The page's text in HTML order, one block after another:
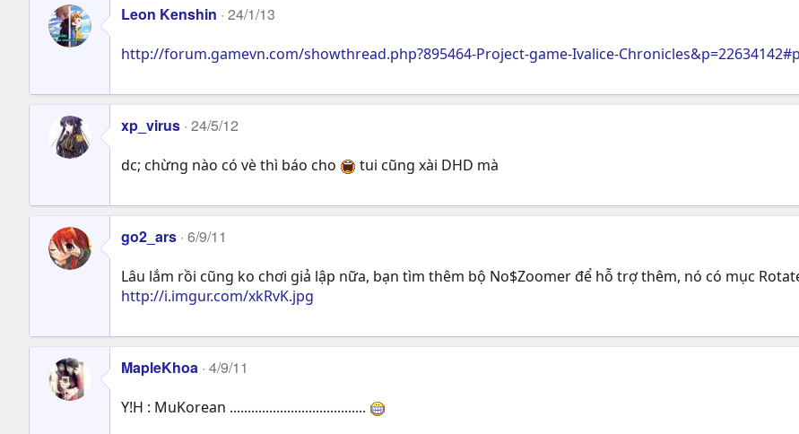
Leon Kenshin 24/1/13
http://forum.gamevn.com/showthread.php?895464-Project-game-Ivalice-
xp_virus 24/5/12
dc; chừng nào có vè thì báo cho tui cũng xài DHD mà
go2_ars 6/9/11
Lâu lắm rồi cũng ko chơi giả lập nữa, bạn tìm thêm bộ No$Zoomer để hỗ trợ thêm, nó có mục
http://i.imgur.com/xkRvK.jpg
MapleKhoa 4/9/11
Y!H : MuKorean ......................................